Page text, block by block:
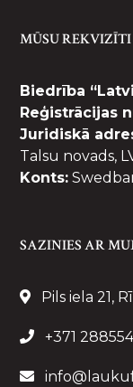
MŪSU REKVIZĪTI
Biedrība
Reģistrācijas
Juridiskā
Talsu novads,
Konts:
SAZINIES AR
Pils iela 21,
+371